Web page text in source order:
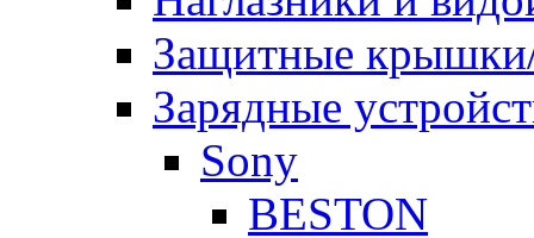
Защитные
Зарядные
Sony
BESTON